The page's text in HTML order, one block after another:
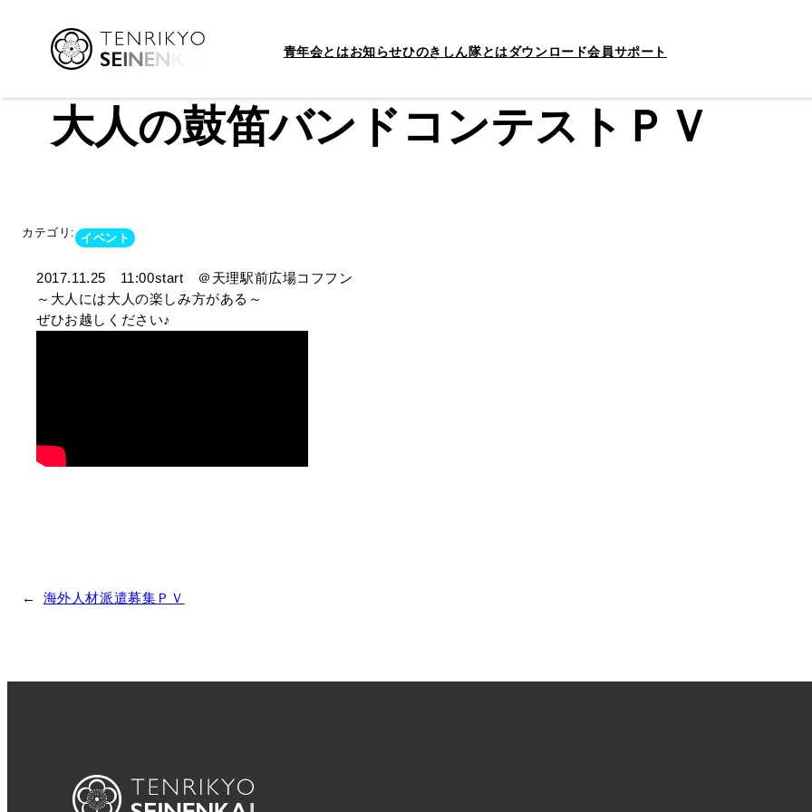
容
青年会とはお知らせひのきしん隊とはダウンロード会員サポート
大人の鼓笛バンドコンテストＰＶ
カテゴリ: イベント
2017.11.25 11:00start ＠天理駅前広場コフフン
～大人には大人の楽しみ方がある～
ぜひお越しください♪
← 海外人材派遣募集ＰＶ